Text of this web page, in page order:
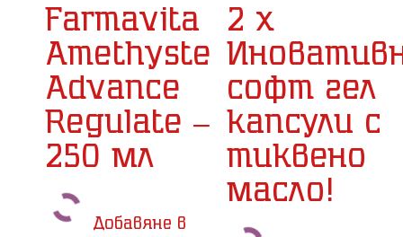
Farmavita
Amethyste
Advance
Regulate –
250 мл
Добавяне в
2 х
софт гел
капсули с
тиквено
масло!